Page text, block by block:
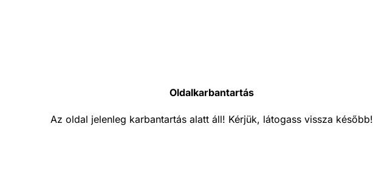
Oldalkarbantartás
Az oldal jelenleg karbantartás alatt áll! Kérjük, látogass vissza később!